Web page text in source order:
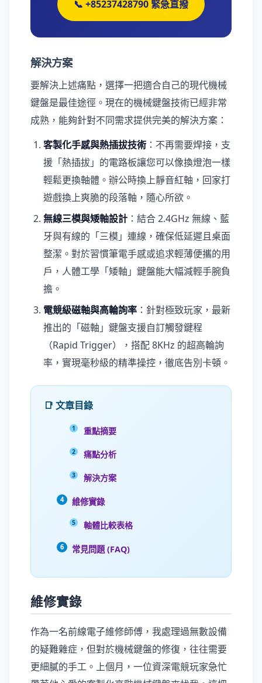
📞 +85237428790 緊急直撥
解決方案
要解決上述痛點，選擇一把適合自己的現代機械
鍵盤是最佳途徑。現在的機械鍵盤技術已經非常
成熟，能夠針對不同需求提供完美的解決方案：
客製化手感與熱插拔技術 ：不再需要焊接，支
援「熱插拔」的電路板讓您可以像換燈泡一樣
輕鬆更換軸體。辦公時換上靜音紅軸，回家打
遊戲換上爽脆的段落軸，隨心所欲。
無線三模與矮軸設計 ：結合 2.4GHz 無線、藍
牙與有線的「三模」連線，確保低延遲且桌面
整潔。對於習慣筆電手感或追求輕薄便攜的用
戶，人體工學「矮軸」鍵盤能大幅減輕手腕負
擔。
電競級磁軸與高輪詢率 ：針對極致玩家，最新
推出的「磁軸」鍵盤支援自訂觸發鍵程
（Rapid Trigger），搭配 8KHz 的超高輪詢
率，實現毫秒級的精準操控，徹底告別卡頓。
📑 文章目錄
重點摘要
痛點分析
解決方案
維修實錄
軸體比較表格
常見問題 (FAQ)
維修實錄
作為一名前線電子維修師傅，我處理過無數設備
的疑難雜症，但對於機械鍵盤的修復，往往需要
更細膩的手工。上個月，一位資深電競玩家急忙